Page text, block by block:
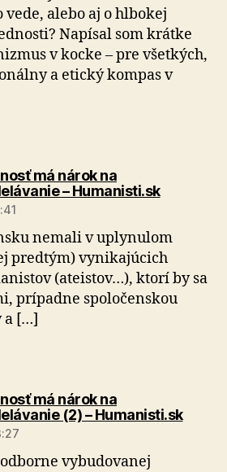
vede, alebo aj o hlbokej
Napísal som krátke
v kocke – pre všetkých,
a etický kompas v
má nárok na
– Humanisti.skhovorí:
nemali v uplynulom
predtým) vynikajúcich
(ateistov…), ktorí by sa
prípadne spoločenskou
a […]
má nárok na
(2) – Humanisti.sk
vybudovanej